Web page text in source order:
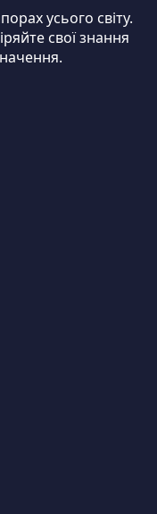
усього світу.
свої знання